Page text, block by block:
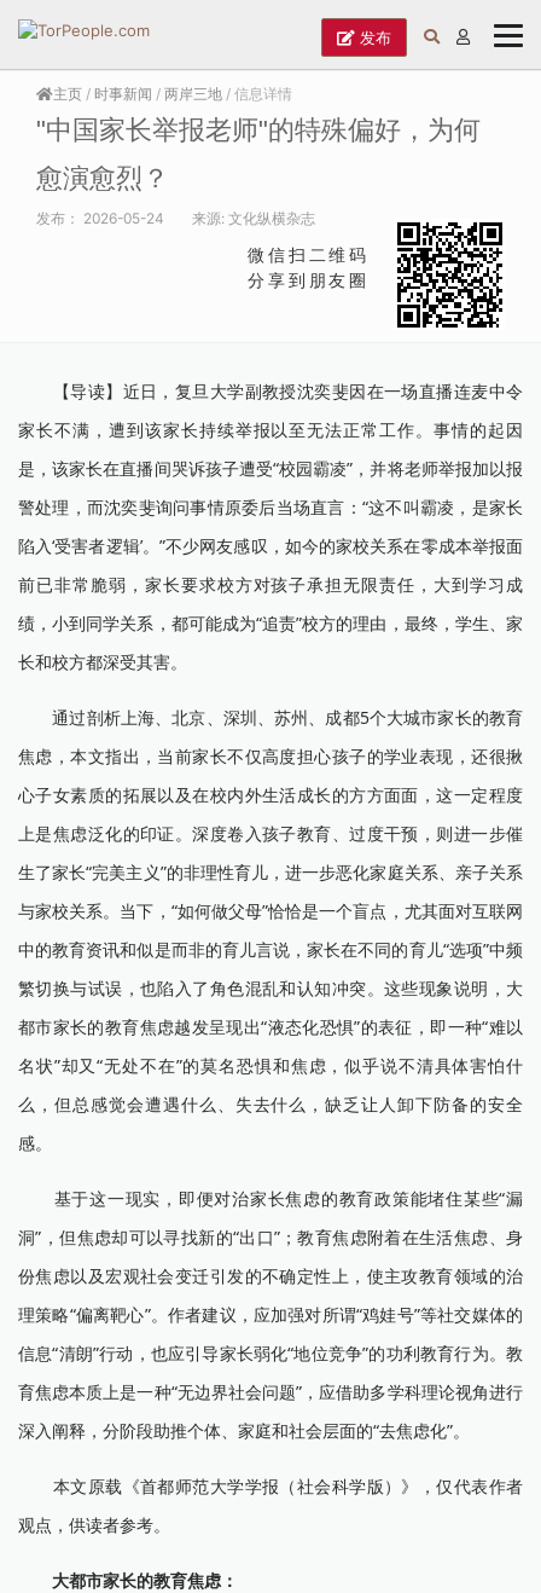
发布
主页 / 时事新闻 / 两岸三地 / 信息详情
"中国家长举报老师"的特殊偏好，为何
愈演愈烈？
发布： 2026-05-24 来源: 文化纵横杂志
微信扫二维码
分享到朋友圈
【导读】近日，复旦大学副教授沈奕斐因在一场直播连麦中令
家长不满，遭到该家长持续举报以至无法正常工作。事情的起因
是，该家长在直播间哭诉孩子遭受“校园霸凌”，并将老师举报加以报
警处理，而沈奕斐询问事情原委后当场直言：“这不叫霸凌，是家长
陷入‘受害者逻辑’。”不少网友感叹，如今的家校关系在零成本举报面
前已非常脆弱，家长要求校方对孩子承担无限责任，大到学习成
绩，小到同学关系，都可能成为“追责”校方的理由，最终，学生、家
长和校方都深受其害。
通过剖析上海、北京、深圳、苏州、成都5个大城市家长的教育
焦虑，本文指出，当前家长不仅高度担心孩子的学业表现，还很揪
心子女素质的拓展以及在校内外生活成长的方方面面，这一定程度
上是焦虑泛化的印证。深度卷入孩子教育、过度干预，则进一步催
生了家长“完美主义”的非理性育儿，进一步恶化家庭关系、亲子关系
与家校关系。当下，“如何做父母”恰恰是一个盲点，尤其面对互联网
中的教育资讯和似是而非的育儿言说，家长在不同的育儿“选项”中频
繁切换与试误，也陷入了角色混乱和认知冲突。这些现象说明，大
都市家长的教育焦虑越发呈现出“液态化恐惧”的表征，即一种“难以
名状”却又“无处不在”的莫名恐惧和焦虑，似乎说不清具体害怕什
么，但总感觉会遭遇什么、失去什么，缺乏让人卸下防备的安全
感。
基于这一现实，即便对治家长焦虑的教育政策能堵住某些“漏
洞”，但焦虑却可以寻找新的“出口”；教育焦虑附着在生活焦虑、身
份焦虑以及宏观社会变迁引发的不确定性上，使主攻教育领域的治
理策略“偏离靶心”。作者建议，应加强对所谓“鸡娃号”等社交媒体的
信息“清朗”行动，也应引导家长弱化“地位竞争”的功利教育行为。教
育焦虑本质上是一种“无边界社会问题”，应借助多学科理论视角进行
深入阐释，分阶段助推个体、家庭和社会层面的“去焦虑化”。
本文原载《首都师范大学学报（社会科学版）》，仅代表作者
观点，供读者参考。
大都市家长的教育焦虑：